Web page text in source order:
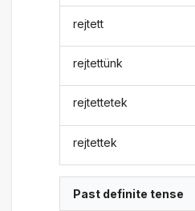
rejtett
rejtettünk
rejtettetek
rejtettek
Past definite tense